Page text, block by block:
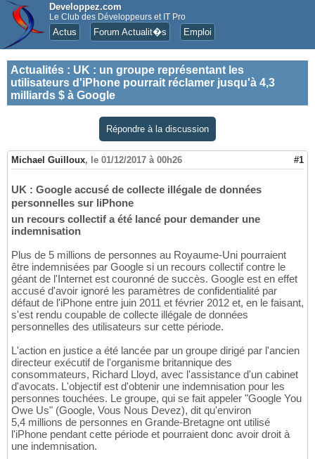
Developpez.com
Le Club des Développeurs et IT Pro
Actus Forum Actualit�s Emploi
Actualités : UK : un groupe représentant les
utilisateurs d'iPhone pourrait réclamer jusqu'à 4,3
milliards $ à Google
Répondre à la discussion
Michael Guilloux, le 01/12/2017 à 00h26 #1
UK : Google accusé de collecte illégale de données
personnelles sur liPhone
un recours collectif a été lancé pour demander une
indemnisation
Plus de 5 millions de personnes au Royaume-Uni pourraient
être indemnisées par Google si un recours collectif contre le
géant de l'Internet est couronné de succès. Google est en effet
accusé d'avoir ignoré les paramètres de confidentialité par
défaut de l'iPhone entre juin 2011 et février 2012 et, en le faisant,
s'est rendu coupable de collecte illégale de données
personnelles des utilisateurs sur cette période.
L'action en justice a été lancée par un groupe dirigé par l'ancien
directeur exécutif de l'organisme britannique des
consommateurs, Richard Lloyd, avec l'assistance d'un cabinet
d'avocats. L'objectif est d'obtenir une indemnisation pour les
personnes touchées. Le groupe, qui se fait appeler "Google You
Owe Us" (Google, Vous Nous Devez), dit qu'environ
5,4 millions de personnes en Grande-Bretagne ont utilisé
l'iPhone pendant cette période et pourraient donc avoir droit à
une indemnisation.